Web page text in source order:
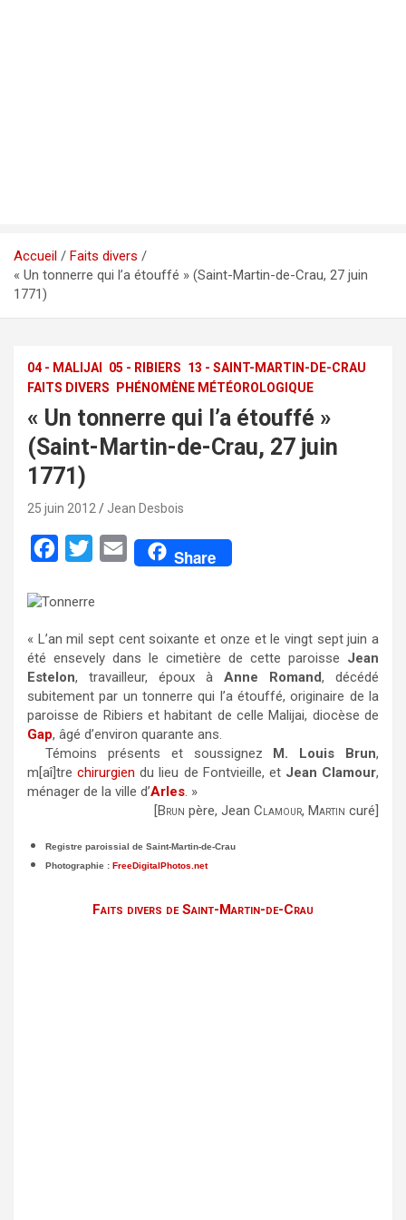
Accueil
Faits divers
« Un tonnerre qui l’a étouffé » (Saint-Martin-de-Crau, 27 juin
1771)
04 - MALIJAI 05 - RIBIERS 13 - SAINT-MARTIN-DE-CRAU
FAITS DIVERS
PHÉNOMÈNE MÉTÉOROLOGIQUE
« Un tonnerre qui l’a étouffé »
(Saint-Martin-de-Crau, 27 juin
1771)
25 juin 2012 Jean Desbois
c
b
o
o
k
i
t
e
r
E
l
Share
« L’an mil sept cent soixante et onze et le vingt sept juin a
été ensevely dans le cimetière de cette paroisse Jean
Estelon, travailleur, époux à Anne Romand, décédé
subitement par un tonnerre qui l’a étouffé, originaire de la
paroisse de Ribiers et habitant de celle Malijai, diocèse de
Gap, âgé d’environ quarante ans.
Témoins présents et soussignez M. Louis Brun,
m[aî]trechirurgien du lieu de Fontvieille, et Jean Clamour,
ménager de la ville d’Arles . »
[B RUN père, Jean C LAMOUR, MARTIN curé]
Registre paroissial de Saint-Martin-de-Crau
Photographie : FreeDigitalPhotos.net
Faits divers de Saint-Martin-de-Crau